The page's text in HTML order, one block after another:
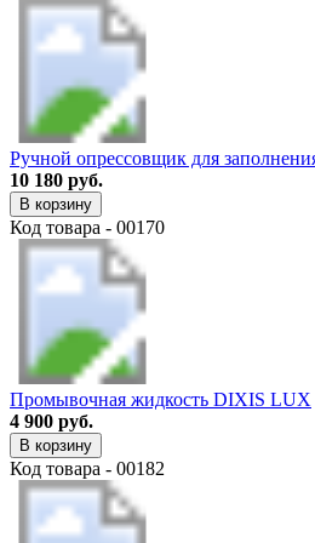
Ручной опрессовщик для
10 180 руб.
В корзину
Код товара - 00170
Промывочная жидкость DIXIS LUX
4 900 руб.
В корзину
Код товара - 00182